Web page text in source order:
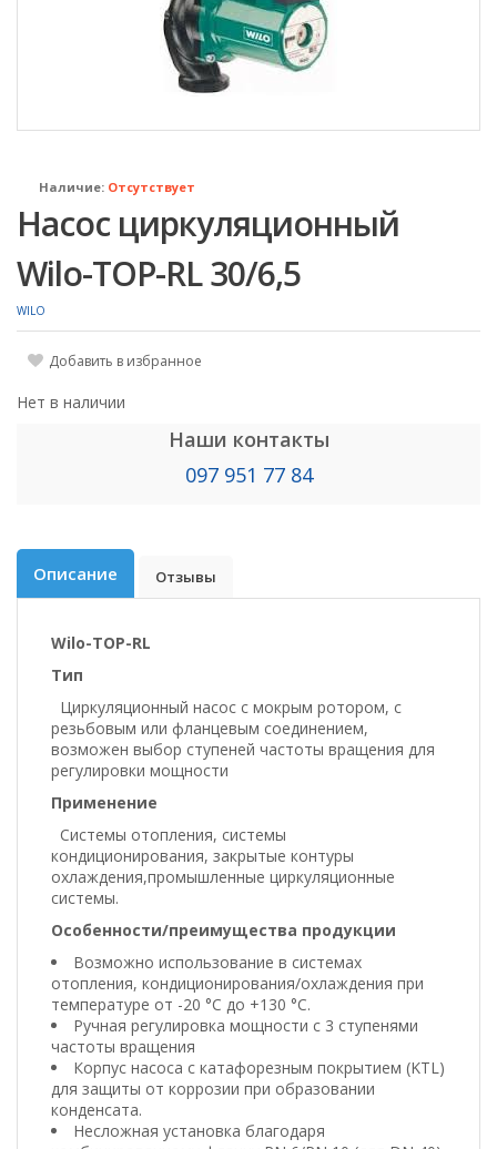
Наличие: Отсутствует
Насос циркуляционный
Wilo-TOP-RL 30/6,5
WILO
Добавить в избранное
Нет в наличии
Наши контакты
097 951 77 84
Описание Отзывы
Wilo-TOP-RL
Тип
Циркуляционный насос с мокрым ротором, с
резьбовым или фланцевым соединением,
возможен выбор ступеней частоты вращения для
регулировки мощности
Применение
Системы отопления, системы
кондиционирования, закрытые контуры
охлаждения,промышленные циркуляционные
системы.
Особенности/преимущества продукции
Возможно использование в системах
отопления, кондиционирования/охлаждения при
температуре от -20 °C до +130 °C.
Ручная регулировка мощности с 3 ступенями
частоты вращения
Корпус насоса с катафорезным покрытием (KTL)
для защиты от коррозии при образовании
конденсата.
Несложная установка благодаря